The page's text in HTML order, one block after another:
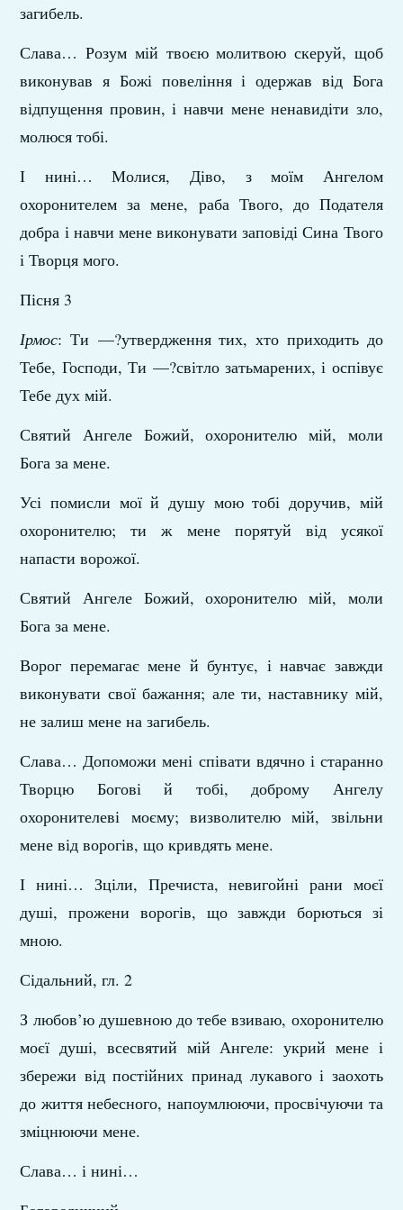
загибель.
Слава… Розум мій твоєю молитвою скеруй, щоб
виконував я Божі повеління і одержав від Бога
відпущення провин, і навчи мене ненавидіти зло,
молюся тобі.
І нині… Молися, Діво, з моїм Ангелом
охоронителем за мене, раба Твого, до Подателя
добра і навчи мене виконувати заповіді Сина Твого
і Творця мого.
Пісня 3
Ірмос: Ти —?утвердження тих, хто приходить до
Тебе, Господи, Ти —?світло затьмарених, і оспівує
Тебе дух мій.
Святий Ангеле Божий, охоронителю мій, моли
Бога за мене.
Усі помисли мої й душу мою тобі доручив, мій
охоронителю; ти ж мене порятуй від усякої
напасти ворожої.
Святий Ангеле Божий, охоронителю мій, моли
Бога за мене.
Ворог перемагає мене й бунтує, і навчає завжди
виконувати свої бажання; але ти, наставнику мій,
не залиш мене на загибель.
Слава… Допоможи мені співати вдячно і старанно
Творцю Богові й тобі, доброму Ангелу
охоронителеві моєму; визволителю мій, звільни
мене від ворогів, що кривдять мене.
І нині… Зціли, Пречиста, невигойні рани моєї
душі, прожени ворогів, що завжди борються зі
мною.
Сідальний, гл. 2
З любов’ю душевною до тебе взиваю, охоронителю
моєї душі, всесвятий мій Ангеле: укрий мене і
збережи від постійних принад лукавого і заохоть
до життя небесного, напоумлюючи, просвічуючи та
зміцнюючи мене.
Слава… і нині…